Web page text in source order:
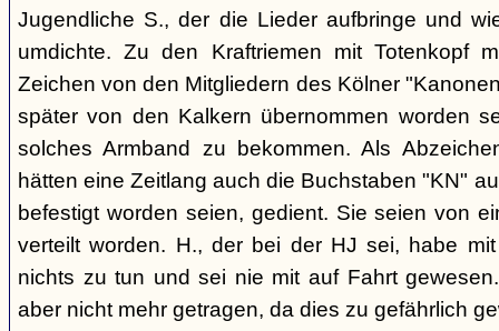
Jugendliche S., der die Lieder aufbringe und
umdichte. Zu den Kraftriemen mit Totenkopf
Zeichen von den Mitgliedern des Kölner
später von den Kalkern übernommen worden
solches Armband zu bekommen. Als
hätten eine Zeitlang auch die Buchstaben "KN"
befestigt worden seien, gedient. Sie seien von
verteilt worden. H., der bei der HJ sei, habe
nichts zu tun und sei nie mit auf Fahrt
aber nicht mehr getragen, da dies zu gefährlich